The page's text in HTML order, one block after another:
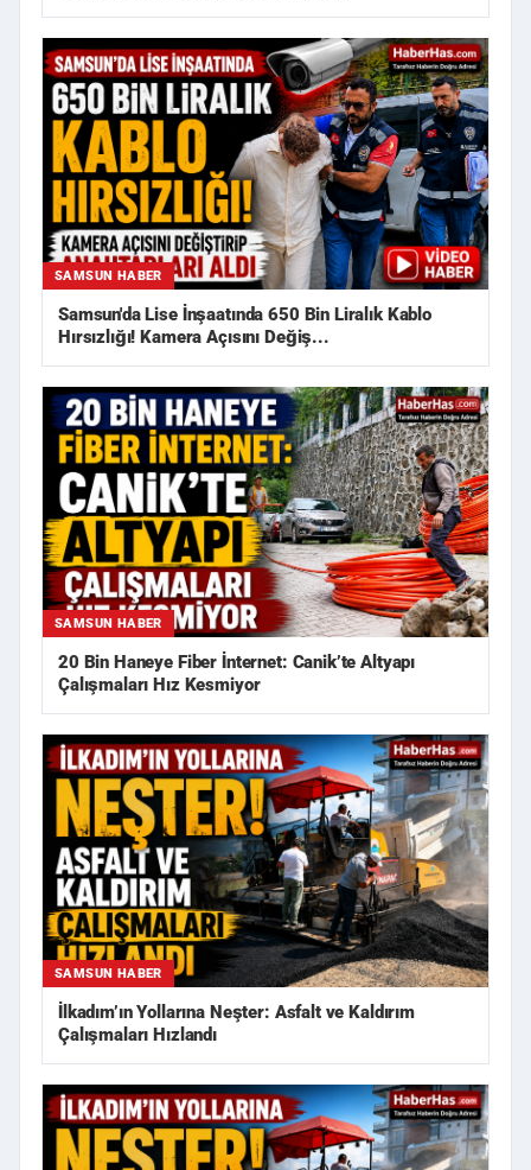
SAMSUN HABER
Samsun'da Lise İnşaatında 650 Bin Liralık Kablo
Hırsızlığı! Kamera Açısını Değiş...
SAMSUN HABER
20 Bin Haneye Fiber İnternet: Canik’te Altyapı
Çalışmaları Hız Kesmiyor
SAMSUN HABER
İlkadım’ın Yollarına Neşter: Asfalt ve Kaldırım
Çalışmaları Hızlandı